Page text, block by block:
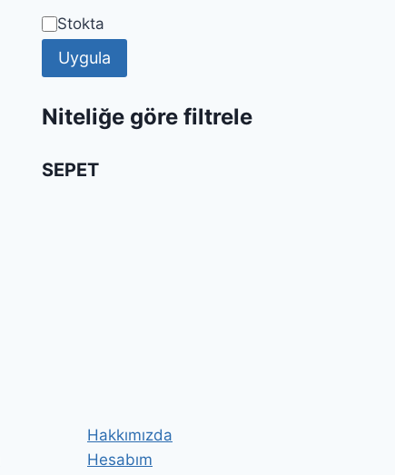
Uygunluk
Stokta
Uygula
Niteliğe göre filtrele
SEPET
Hakkımızda
Hesabım